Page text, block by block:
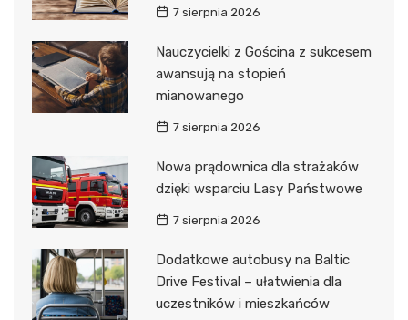
7 sierpnia 2026
Nauczycielki z Gościna z sukcesem
awansują na stopień
mianowanego
7 sierpnia 2026
Nowa prądownica dla strażaków
dzięki wsparciu Lasy Państwowe
7 sierpnia 2026
Dodatkowe autobusy na Baltic
Drive Festival – ułatwienia dla
uczestników i mieszkańców